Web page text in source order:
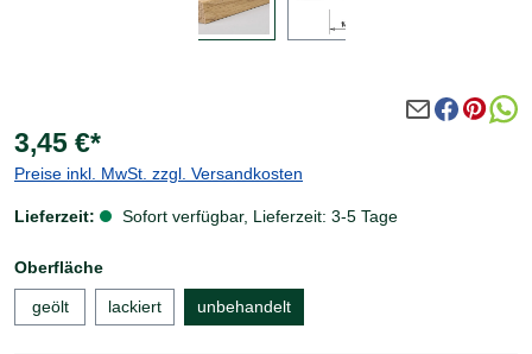
3,45 €*
Preise inkl. MwSt. zzgl. Versandkosten
Lieferzeit: Sofort verfügbar, Lieferzeit: 3-5 Tage
Oberflächeauswählen
geölt lackiert unbehandelt